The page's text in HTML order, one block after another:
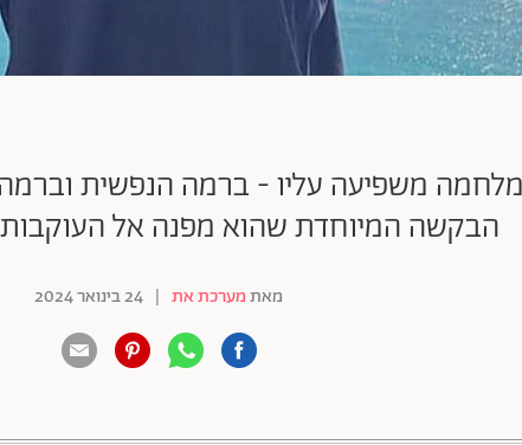
משפיעה עליו - ברמה הנפשית וברמה
הבקשה המיוחדת שהוא מפנה אל העוקבות
מאתמערכת את | 24 בינואר 2024